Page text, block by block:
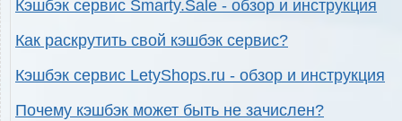
Кэшбэк сервис Smarty.Sale - обзор и инструкция
Как раскрутить свой кэшбэк сервис?
Кэшбэк сервис LetyShops.ru - обзор и инструкция
Почему кэшбэк может быть не зачислен?